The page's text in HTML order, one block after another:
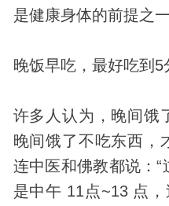
是健康身体的前提之一
晚饭早吃，最好吃到5
许多人认为，晚间饿
晚间饿了不吃东西，
连中医和佛教都说：“
是中午 11点~13 点